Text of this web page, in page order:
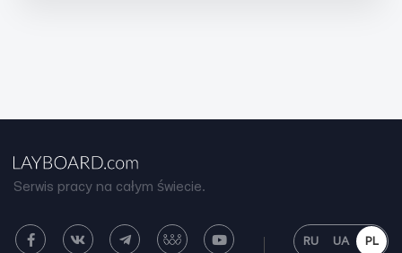
Serwis pracy na całym świecie.
RU UA PL